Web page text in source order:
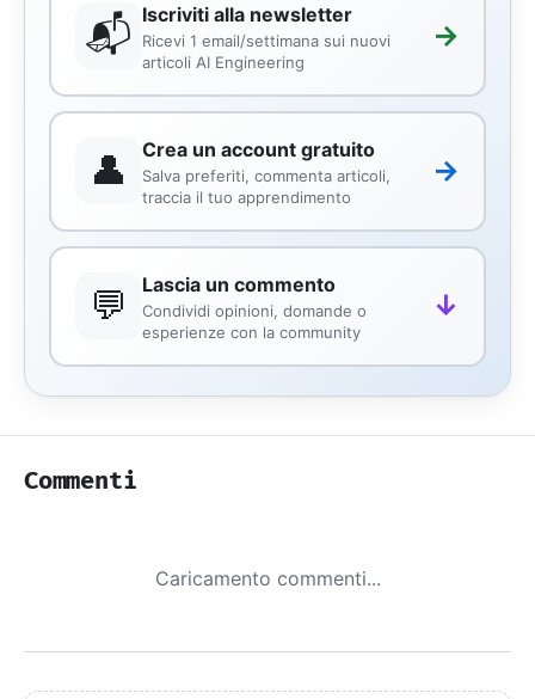
📬 Iscriviti alla newsletter
Ricevi 1 email/settimana sui nuovi
articoli AI Engineering
→
👤 Crea un account gratuito
Salva preferiti, commenta articoli,
traccia il tuo apprendimento
→
💬 Lascia un commento
Condividi opinioni, domande o
esperienze con la community
↓
Commenti
Caricamento commenti...